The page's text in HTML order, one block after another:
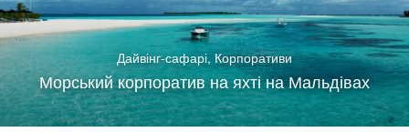
Дайвінг-сафарі, Корпоративи
Морський корпоратив на яхті на Мальдівах